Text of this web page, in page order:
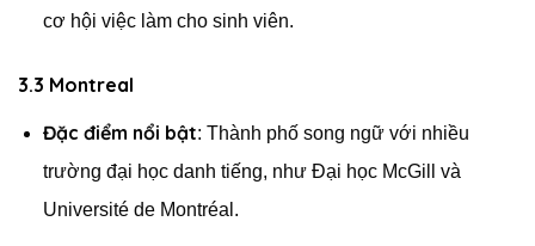
cơ hội việc làm cho sinh viên.
3.3 Montreal
Đặc điểm nổi bật: Thành phố song ngữ với nhiều
trường đại học danh tiếng, như Đại học McGill và
Université de Montréal.